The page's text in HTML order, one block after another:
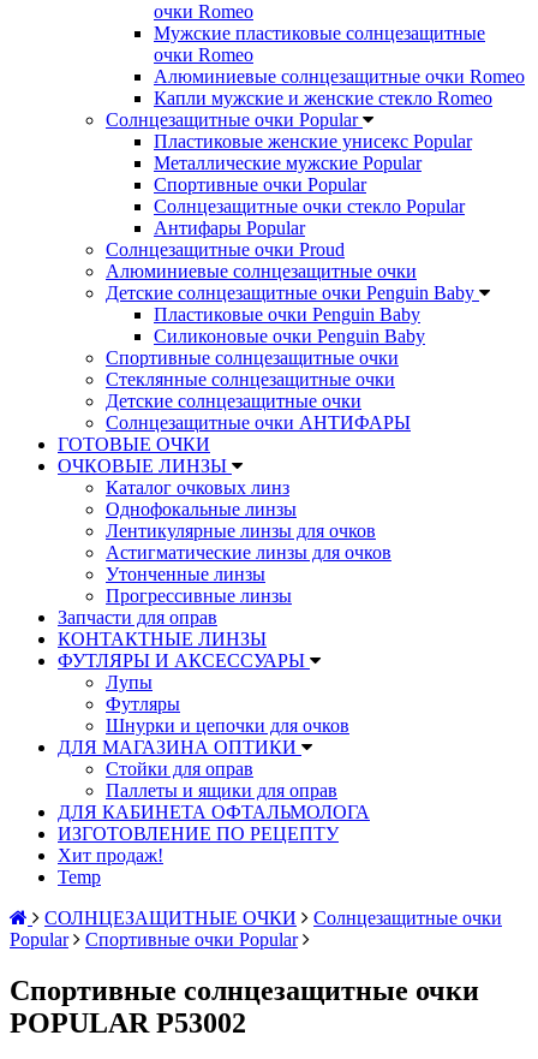
очки Romeo
Мужские пластиковые солнцезащитные
очки Romeo
Алюминиевые солнцезащитные очки Romeo
Капли мужские и женские стекло Romeo
Солнцезащитные очки Popular
Пластиковые женские унисекс Popular
Металлические мужские Popular
Спортивные очки Popular
Солнцезащитные очки стекло Popular
Aнтифары Popular
Солнцезащитные очки Proud
Алюминиевые солнцезащитные очки
Детские солнцезащитные очки Penguin Baby
Пластиковые очки Penguin Baby
Силиконовые очки Penguin Baby
Спортивные солнцезащитные очки
Стеклянные солнцезащитные очки
Детские солнцезащитные очки
Солнцезащитные очки АНТИФАРЫ
ГОТОВЫЕ ОЧКИ
ОЧКОВЫЕ ЛИНЗЫ
Каталог очковых линз
Однофокальные линзы
Лентикулярные линзы для очков
Астигматические линзы для очков
Утонченные линзы
Прогрессивные линзы
Запчасти для оправ
КОНТАКТНЫЕ ЛИНЗЫ
ФУТЛЯРЫ И АКСЕССУАРЫ
Лупы
Футляры
Шнурки и цепочки для очков
ДЛЯ МАГАЗИНА ОПТИКИ
Стойки для оправ
Паллеты и ящики для оправ
ДЛЯ КАБИНЕТА ОФТАЛЬМОЛОГА
ИЗГОТОВЛЕНИЕ ПО РЕЦЕПТУ
Хит продаж!
Temp
СОЛНЦЕЗАЩИТНЫЕ ОЧКИ
Солнцезащитные очки
Popular
Спортивные очки Popular
Спортивные солнцезащитные очки
POPULAR P53002